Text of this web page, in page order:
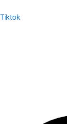
Tiktok